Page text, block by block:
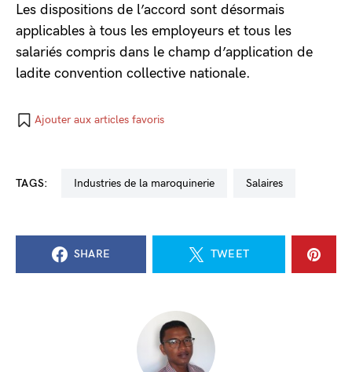
Les dispositions de l’accord sont désormais
applicables à tous les employeurs et tous les
salariés compris dans le champ d’application de
ladite convention collective nationale.
Ajouter aux articles favoris
TAGS: industries de la maroquinerie salaires
SHARE TWEET